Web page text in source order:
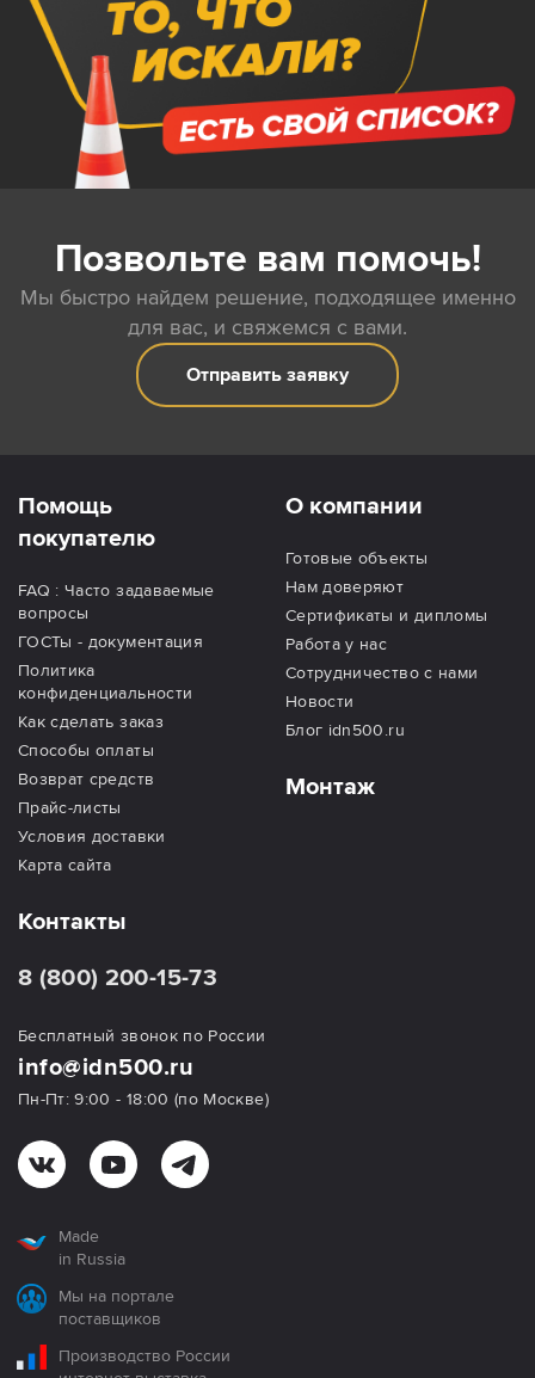
Позвольте вам помочь!
Мы быстро найдем решение, подходящее именно
для вас, и свяжемся с вами.
Отправить заявку
Помощь
покупателю
FAQ : Часто задаваемые
вопросы
ГОСТы - документация
Политика
конфиденциальности
Как сделать заказ
Способы оплаты
Возврат средств
Прайс-листы
Условия доставки
Карта сайта
О компании
Готовые объекты
Нам доверяют
Сертификаты и дипломы
Работа у нас
Сотрудничество с нами
Новости
Блог idn500.ru
Монтаж
Контакты
8 (800) 200-15-73
Бесплатный звонок по России
info@idn500.ru
Пн-Пт: 9:00 - 18:00 (по Москве)
Made
in Russia
Мы на портале
поставщиков
Производство России